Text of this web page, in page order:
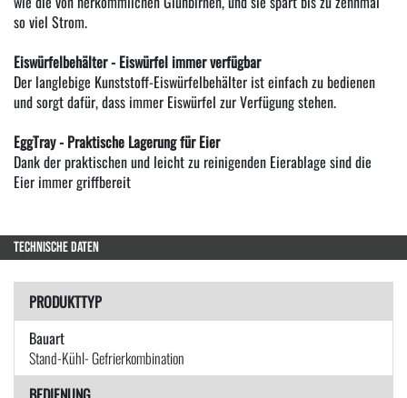
so viel Strom.
Eiswürfelbehälter - Eiswürfel immer verfügbar
Der langlebige Kunststoff-Eiswürfelbehälter ist einfach zu bedienen
und sorgt dafür, dass immer Eiswürfel zur Verfügung stehen.
EggTray - Praktische Lagerung für Eier
Dank der praktischen und leicht zu reinigenden Eierablage sind die
Eier immer griffbereit
TECHNISCHE DATEN
PRODUKTTYP
Bauart
Stand-Kühl- Gefrierkombination